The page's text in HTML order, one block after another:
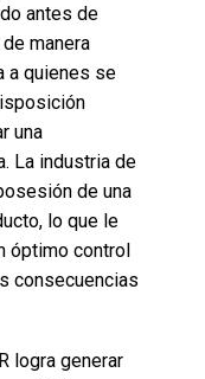
antes de
manera
a quienes se
una
La industria de
de una
lo que le
óptimo control
consecuencias
logra generar